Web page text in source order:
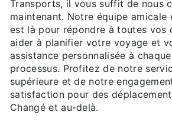
Transports, il vous suffit de nous
maintenant. Notre équipe amicale
est là pour répondre à toutes vos
aider à planifier votre voyage et
assistance personnalisée à
processus. Profitez de notre
supérieure et de notre
satisfaction pour des
Changé et au-delà.